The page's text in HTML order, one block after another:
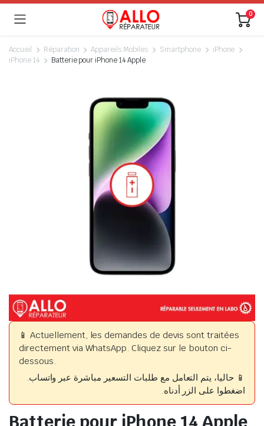
0
Accueil Réparation Appareils Mobiles Smartphone
iPhone
iPhone 14
Batterie pour iPhone 14 Apple
📱 Actuellement, les demandes de devis sont traitées
directement via WhatsApp. Cliquez sur le bouton ci-
dessous.
📱 حاليا، يتم التعامل مع طلبات التسعير مباشرة عبر واتساب.
اضغطوا على الزر أدناه.
Batterie pour iPhone 14 Apple